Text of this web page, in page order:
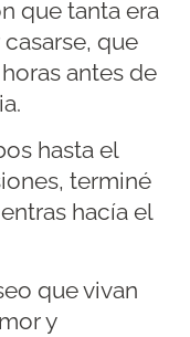
que tanta era
que
antes de
hasta el
terminé
hacía el
que vivan
y